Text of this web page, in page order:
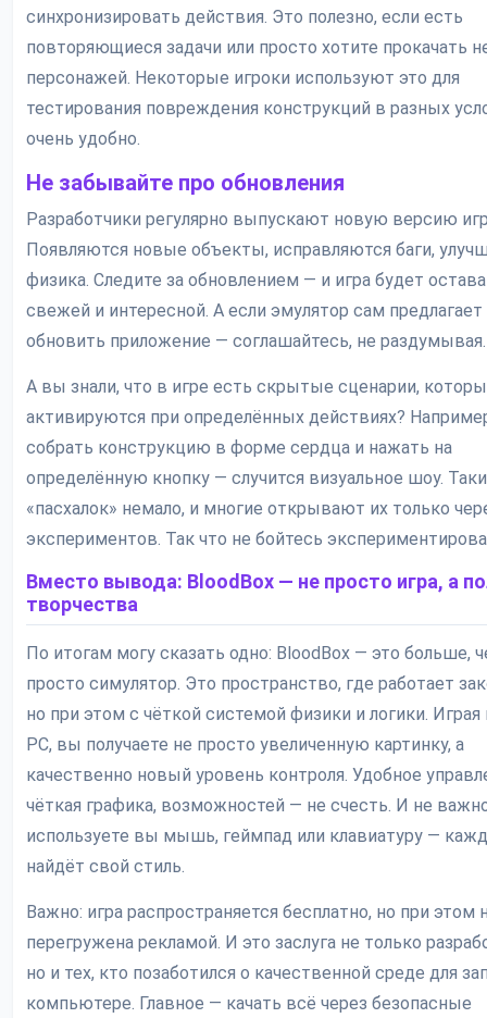
синхронизировать действия. Это полезно, если есть
повторяющиеся задачи или просто хотите прокачать
персонажей. Некоторые игроки используют это для
тестирования повреждения конструкций в разных
очень удобно.
Не забывайте про обновления
Разработчики регулярно выпускают новую версию
Появляются новые объекты, исправляются баги,
физика. Следите за обновлением — и игра будет
свежей и интересной. А если эмулятор сам предлагает
обновить приложение — соглашайтесь, не раздумывая.
А вы знали, что в игре есть скрытые сценарии,
активируются при определённых действиях?
собрать конструкцию в форме сердца и нажать на
определённую кнопку — случится визуальное шоу.
«пасхалок» немало, и многие открывают их только
экспериментов. Так что не бойтесь
Вместо вывода: BloodBox — не просто игра, а
творчества
По итогам могу сказать одно: BloodBox — это больше,
просто симулятор. Это пространство, где работает
но при этом с чёткой системой физики и логики. Играя
PC, вы получаете не просто увеличенную картинку, а
качественно новый уровень контроля. Удобное
чёткая графика, возможностей — не счесть. И не
используете вы мышь, геймпад или клавиатуру —
найдёт свой стиль.
Важно: игра распространяется бесплатно, но при этом
перегружена рекламой. И это заслуга не только
но и тех, кто позаботился о качественной среде для
компьютере. Главное — качать всё через безопасные